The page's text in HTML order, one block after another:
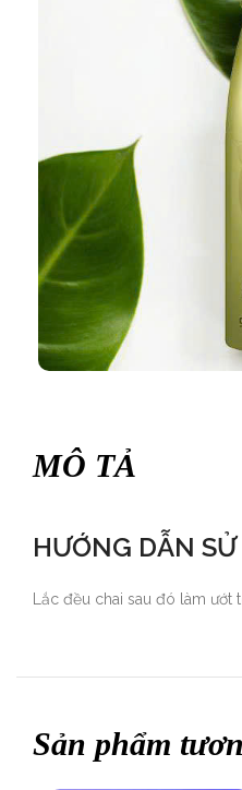
MÔ TẢ
HƯỚNG DẪN
Lắc đều chai sau đó làm
Sản phẩm